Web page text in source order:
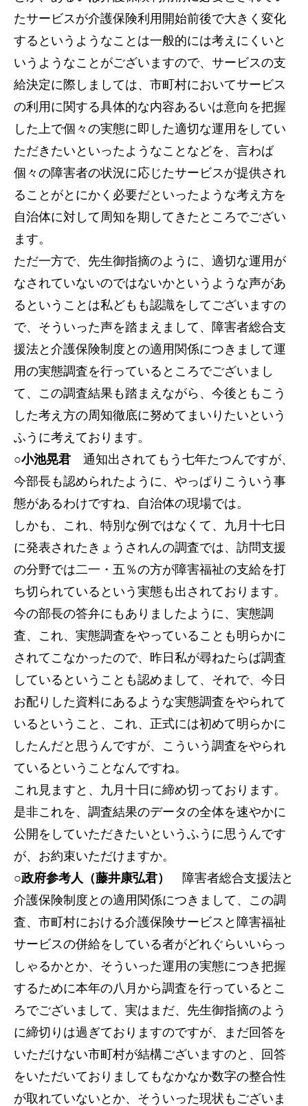
たサービスが介護保険利用開始前後で大きく変化
するというようなことは一般的には考えにくいと
いうようなことがございますので、サービスの支
給決定に際しましては、市町村においてサービス
の利用に関する具体的な内容あるいは意向を把握
した上で個々の実態に即した適切な運用をしてい
ただきたいといったようなことなどを、言わば
個々の障害者の状況に応じたサービスが提供され
ることがとにかく必要だといったような考え方を
自治体に対して周知を期してきたところでござい
ます。
ただ一方で、先生御指摘のように、適切な運用が
なされていないのではないかというような声があ
るということは私どもも認識をしてございますの
で、そういった声を踏まえまして、障害者総合支
援法と介護保険制度との適用関係につきまして運
用の実態調査を行っているところでございまし
て、この調査結果も踏まえながら、今後ともこう
した考え方の周知徹底に努めてまいりたいという
ふうに考えております。
○小池晃君 通知出されてもう七年たつんですが、
今部長も認められたように、やっぱりこういう事
態があるわけですね、自治体の現場では。
しかも、これ、特別な例ではなくて、九月十七日
に発表されたきょうされんの調査では、訪問支援
の分野では二一・五％の方が障害福祉の支給を打
ち切られているという実態も出されております。
今の部長の答弁にもありましたように、実態調
査、これ、実態調査をやっていることも明らかに
されてこなかったので、昨日私が尋ねたらば調査
しているということも認めまして、それで、今日
お配りした資料にあるような実態調査をやられて
いるということ、これ、正式には初めて明らかに
したんだと思うんですが、こういう調査をやられ
ているということなんですね。
これ見ますと、九月十日に締め切っております。
是非これを、調査結果のデータの全体を速やかに
公開をしていただきたいというふうに思うんです
が、お約束いただけますか。
○政府参考人（藤井康弘君）
障害者総合支援法と
介護保険制度との適用関係につきまして、この調
査、市町村における介護保険サービスと障害福祉
サービスの併給をしている者がどれぐらいいらっ
しゃるかとか、そういった運用の実態につき把握
するために本年の八月から調査を行っているとこ
ろでございまして、実はまだ、先生御指摘のよう
に締切りは過ぎておりますのですが、まだ回答を
いただけない市町村が結構ございますのと、回答
をいただいておりましてもなかなか数字の整合性
が取れていないとか、そういった現状もございま